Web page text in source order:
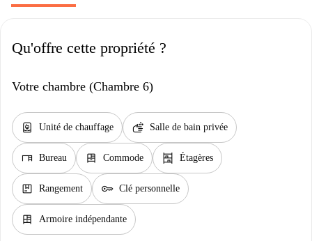
Qu'offre cette propriété ?
Votre chambre (Chambre 6)
water_heater Unité de chauffage soap Salle de bain privée
desk Bureau dresser Commode shelves Étagères
package Rangement key Clé personnelle
dresser Armoire indépendante